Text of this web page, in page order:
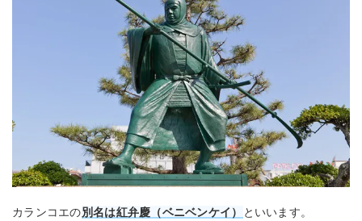
カランコエの別名は紅弁慶（ベニベンケイ） といいます。